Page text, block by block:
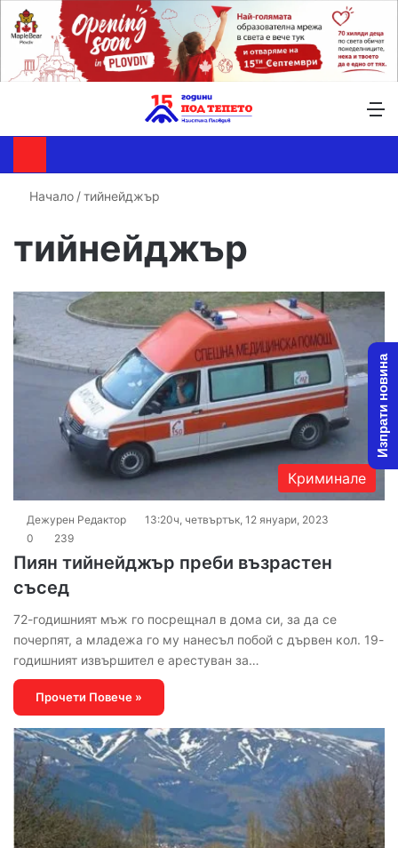
Начало /тийнейджър
тийнейджър
Криминале
Дежурен Редактор
13:20ч, четвъртък, 12 януари, 2023
0
239
Пиян тийнейджър преби възрастен
съсед
72-годишният мъж го посрещнал в дома си, за да се
почерпят, а младежа го му нанесъл побой с дървен кол. 19-
годишният извършител е арестуван за…
Прочети Повече »
Изпрати новина